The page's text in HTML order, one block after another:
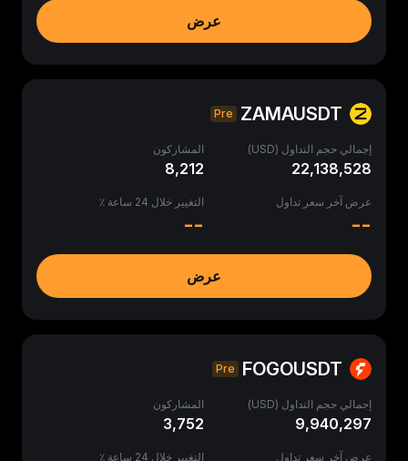
عرض
ZAMAUSDT
Pre
إجمالي حجم التداول (USD)
22,138,528
المشاركون
8,212
عرض آخر سعر تداول
--
التغيير خلال 24 ساعة ٪
--
عرض
FOGOUSDT
Pre
إجمالي حجم التداول (USD)
9,940,297
المشاركون
3,752
عرض آخر سعر تداول التغيير خلال 24 ساعة ٪